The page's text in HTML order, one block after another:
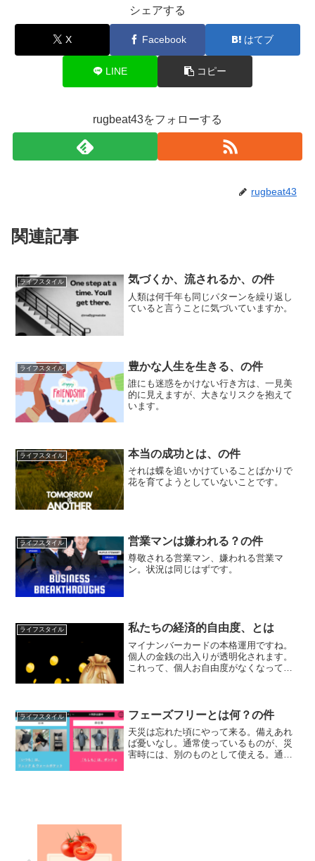
シェアする
X Facebook はてブ
LINE コピー
rugbeat43をフォローする
rugbeat43
関連記事
ライフスタイル 気づくか、流されるか、の件
人類は何千年も同じパターンを繰り返し
ていると言うことに気づいていますか。
ライフスタイル 豊かな人生を生きる、の件
誰にも迷惑をかけない行き方は、一見美
的に見えますが、大きなリスクを抱えて
います。
ライフスタイル 本当の成功とは、の件
それは蝶を追いかけていることばかりで
花を育てようとしていないことです。
ライフスタイル 営業マンは嫌われる？の件
尊敬される営業マン、嫌われる営業マ
ン。状況は同じはずです。
ライフスタイル 私たちの経済的自由度、とは
マイナンバーカードの本格運用ですね。
個人の金銭の出入りが透明化されます。
これって、個人お自由度がなくなってき
ライフスタイル フェーズフリーとは何？の件
天災は忘れた頃にやって来る。備えあれ
ば憂いなし。通常使っているものが、災
害時には、別のものとして使える。通常